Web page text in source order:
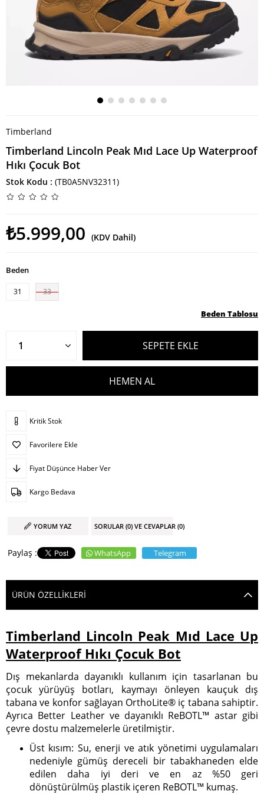
Timberland
Timberland Lincoln Peak Mıd Lace Up Waterproof
Hıkı Çocuk Bot
Stok Kodu (TB0A5NV32311)
₺5.999,00 (KDV Dahil)
Beden
31 33
Beden Tablosu
Kritik Stok
Favorilere Ekle
Fiyat Düşünce Haber Ver
Kargo Bedava
YORUM YAZ SORULAR (0) VE CEVAPLAR (0)
WhatsApp Telegram
ÜRÜN ÖZELLIKLERI
Timberland Lincoln Peak Mıd Lace Up
Waterproof Hıkı Çocuk Bot
Dış mekanlarda dayanıklı kullanım için tasarlanan bu
çocuk yürüyüş botları, kaymayı önleyen kauçuk dış
tabana ve konfor sağlayan OrthoLite® iç tabana sahiptir.
Ayrıca Better Leather ve dayanıklı ReBOTL™ astar gibi
çevre dostu malzemelerle üretilmiştir.
Üst kısım: Su, enerji ve atık yönetimi uygulamaları
nedeniyle gümüş dereceli bir tabakhaneden elde
edilen daha iyi deri ve en az %50 geri
dönüştürülmüş plastik içeren ReBOTL™ kumaş.